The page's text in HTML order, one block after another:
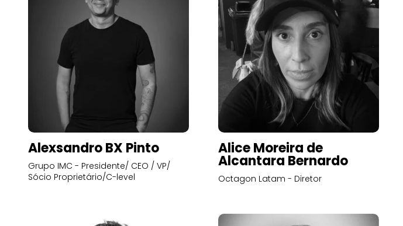
Alexsandro BX Pinto
Grupo IMC - Presidente/ CEO / VP/
Sócio Proprietário/C-level
Alice Moreira de
Alcantara Bernardo
Octagon Latam - Diretor